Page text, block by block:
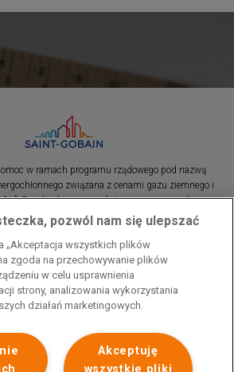
w ramach programu rządowego pod nazwą
związana z cenami gazu ziemnego i
r.”. Przedsiębiorca uzyskał pomoc w ramach
nazwą: „Pomoc dla sektorów energochłonnych
cen gazu ziemnego i energii elektrycznej w
pozwól nam się ulepszać
„Akceptacja wszystkich plików
zgoda na przechowywanie plików
w celu usprawnienia
strony, analizowania wykorzystania
działań marketingowych.
Akceptuję
wszystkie pliki